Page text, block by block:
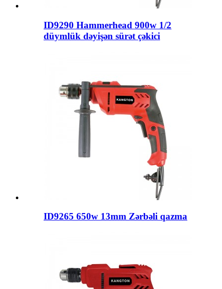
ID9290 Hammerhead 900w 1/2
düymlük dəyişən sürət çəkici
ID9265 650w 13mm Zərbəli qazma